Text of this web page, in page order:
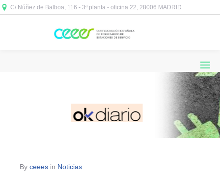
C/ Núñez de Balboa, 116 - 3ª planta - oficina 22, 28006 MADRID
By ceees in Noticias